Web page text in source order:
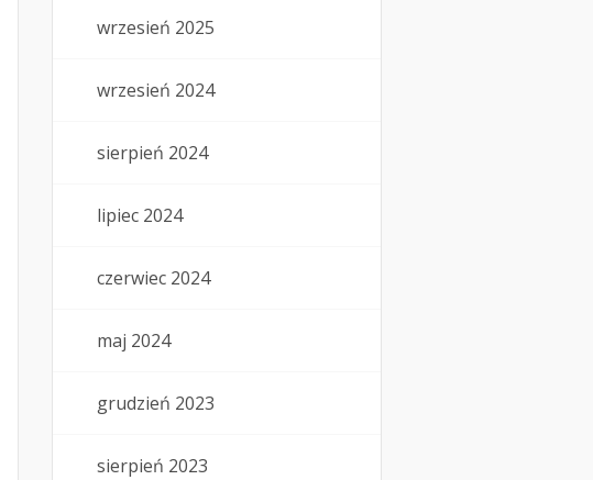
wrzesień 2025
wrzesień 2024
sierpień 2024
lipiec 2024
czerwiec 2024
maj 2024
grudzień 2023
sierpień 2023